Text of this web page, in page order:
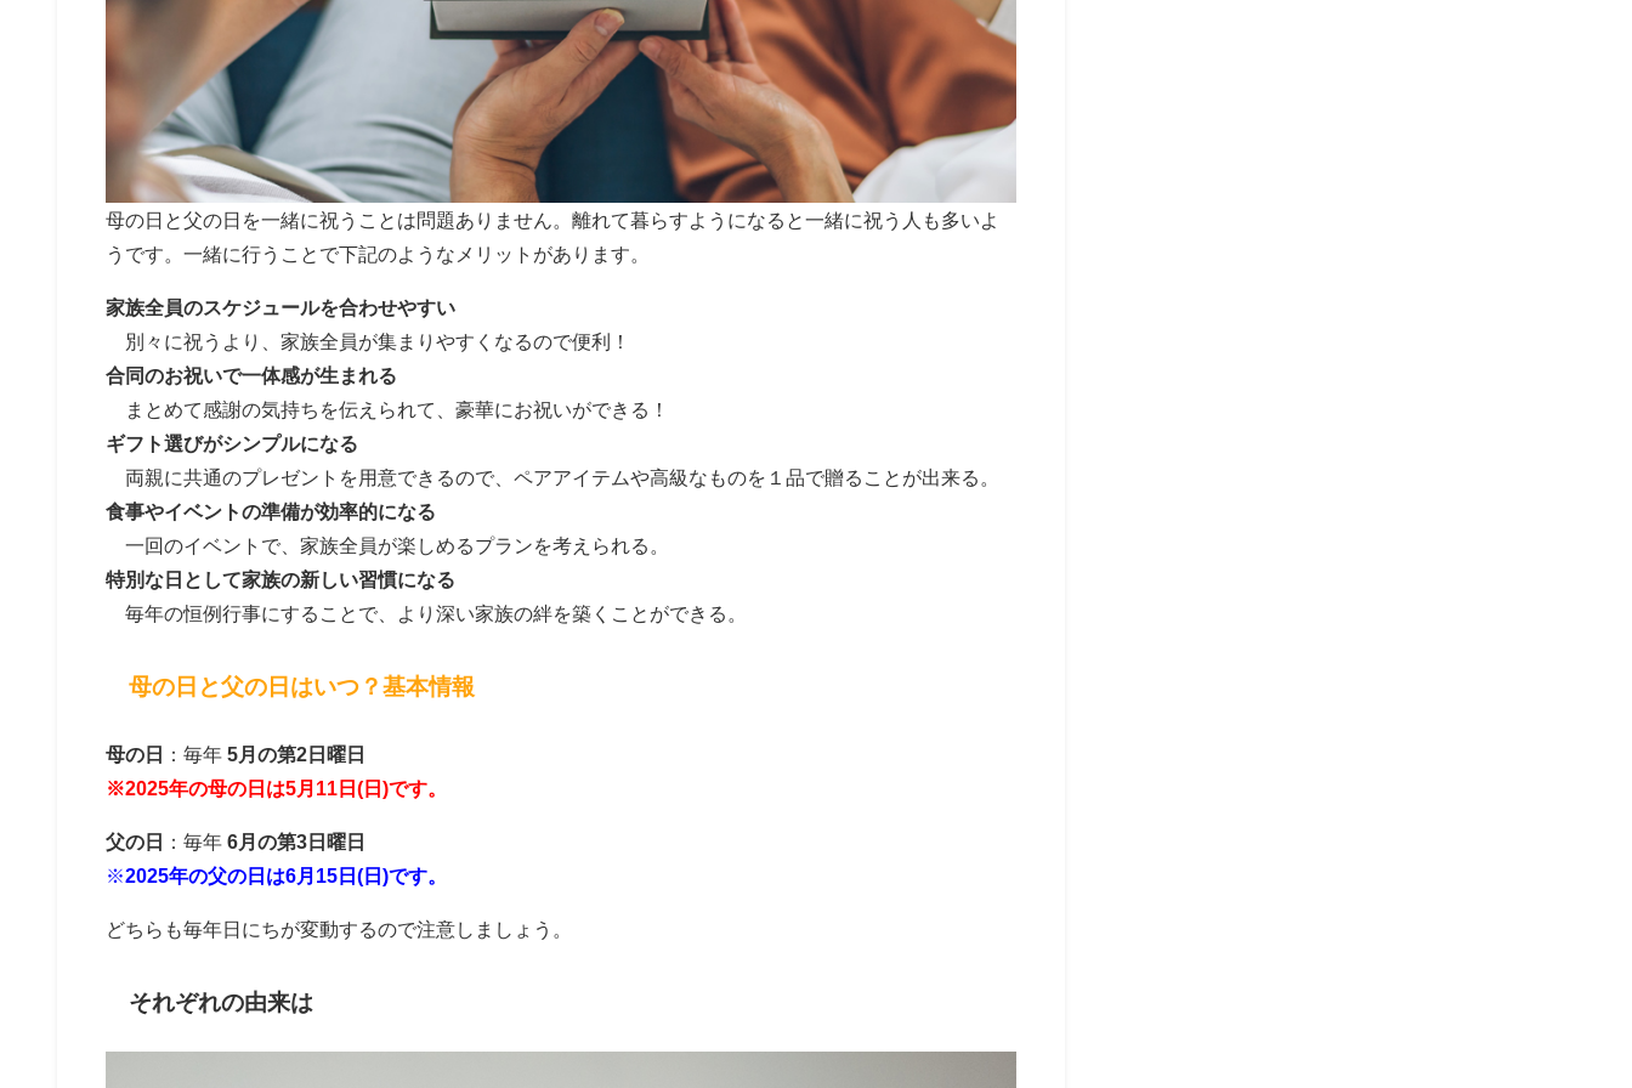
母の日と父の日を一緒に祝うことは問題ありません。離れて暮らすようになると一緒に祝う人も多いよ
うです。一緒に行うことで下記のようなメリットがあります。
家族全員のスケジュールを合わせやすい
別々に祝うより、家族全員が集まりやすくなるので便利！
合同のお祝いで一体感が生まれる
まとめて感謝の気持ちを伝えられて、豪華にお祝いができる！
ギフト選びがシンプルになる
両親に共通のプレゼントを用意できるので、ペアアイテムや高級なものを１品で贈ることが出来る。
食事やイベントの準備が効率的になる
一回のイベントで、家族全員が楽しめるプランを考えられる。
特別な日として家族の新しい習慣になる
毎年の恒例行事にすることで、より深い家族の絆を築くことができる。
母の日と父の日はいつ？基本情報
母の日 ：毎年 5月の第2日曜日
※2025年の母の日は5月11日(日)です。
父の日 ：毎年 6月の第3日曜日
※2025年の父の日は6月15日(日)です。
どちらも毎年日にちが変動するので注意しましょう。
それぞれの由来は